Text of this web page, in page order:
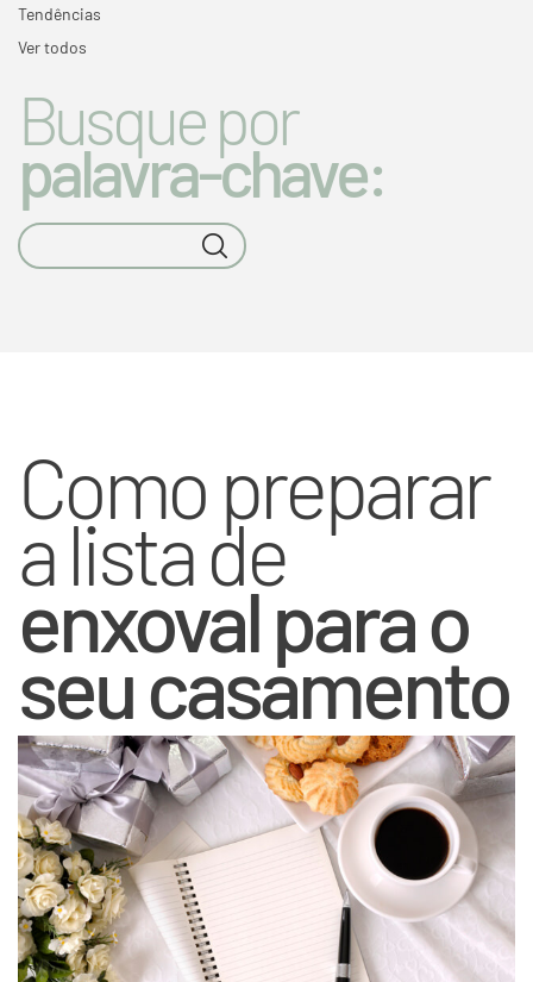
Tendências
Ver todos
Busque por
palavra-chave:
Como preparar
a lista de
enxoval para o
seu casamento